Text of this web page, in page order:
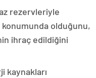
rezervleriyle
konumunda olduğunu,
ihraç edildiğini
kaynakları